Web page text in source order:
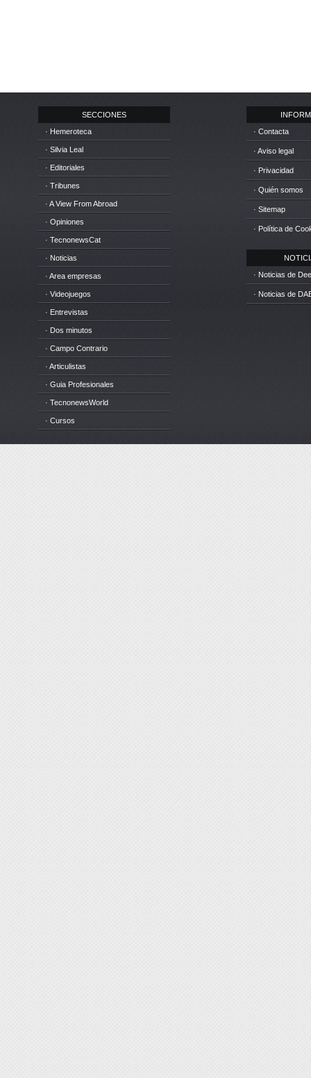
SECCIONES
· Hemeroteca
· Silvia Leal
· Editoriales
· Tribunes
· A View From Abroad
· Opiniones
· TecnonewsCat
· Noticias
· Area empresas
· Videojuegos
· Entrevistas
· Dos minutos
· Campo Contrario
· Articulistas
· Guia Profesionales
· TecnonewsWorld
· Cursos
· Contacta
· Aviso legal
· Privacidad
· Quién somos
· Sitemap
· Política de
· Noticias de
· Noticias de